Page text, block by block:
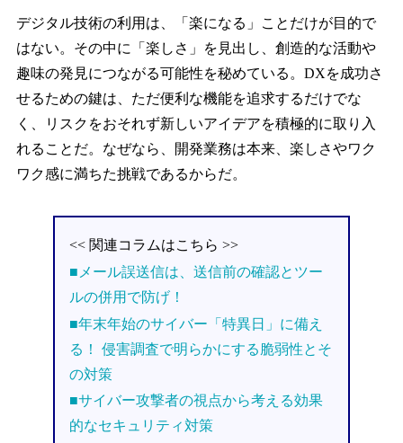
デジタル技術の利用は、「楽になる」ことだけが目的で
はない。その中に「楽しさ」を見出し、創造的な活動や
趣味の発見につながる可能性を秘めている。DXを成功さ
せるための鍵は、ただ便利な機能を追求するだけでな
く、リスクをおそれず新しいアイデアを積極的に取り入
れることだ。なぜなら、開発業務は本来、楽しさやワク
ワク感に満ちた挑戦であるからだ。
<< 関連コラムはこちら >>
■メール誤送信は、送信前の確認とツー
ルの併用で防げ！
■年末年始のサイバー「特異日」に備え
る！ 侵害調査で明らかにする脆弱性とそ
の対策
■サイバー攻撃者の視点から考える効果
的なセキュリティ対策